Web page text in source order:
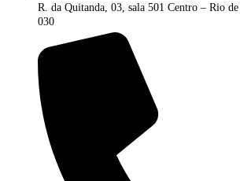
R. da Quitanda, 03, sala 501 Centro – Rio
030